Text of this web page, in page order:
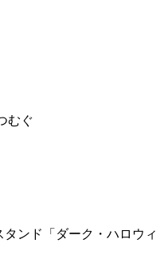
むぐ
ンド「ダーク・ハロウィ